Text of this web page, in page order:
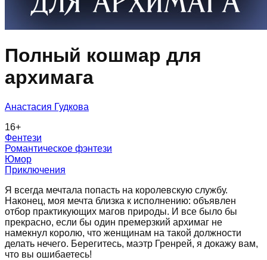
Полный кошмар для
архимага
Анастасия Гудкова
16+
Фентези
Романтическое фэнтези
Юмор
Приключения
Я всегда мечтала попасть на королевскую службу.
Наконец, моя мечта близка к исполнению: объявлен
отбор практикующих магов природы. И все было бы
прекрасно, если бы один премерзкий архимаг не
намекнул королю, что женщинам на такой должности
делать нечего. Берегитесь, маэтр Гренрей, я докажу вам,
что вы ошибаетесь!